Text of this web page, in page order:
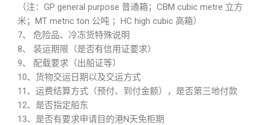
（注：GP general purpose 普通箱；CBM cubic metre 立方
米；MT metric ton 公吨 ；HC high cubic 高箱）
7、 危险品、冷冻货特殊说明
8、 装运期限（是否有信用证要求）
9、 配载要求（出船证等）
10、货物交运日期以及交运方式
11、运费结算方式（预付、到付金额），是否第三地付款
12、是否指定船东
13、是否有要求申请目的港N天免柜期